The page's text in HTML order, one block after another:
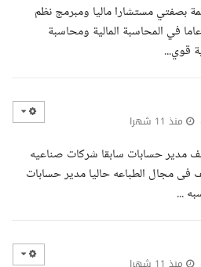
بصفتي مستشارا ماليا ومبرمج نظم
ERP بخبرة عملية تتجاوز 12 عاما في المحاسبة المالية ومحاسبة
قوي...
منذ 11 شهرا
مدير حسابات سابقا شركات صناعيه
فى مجال الطباعه حاليا مدير حسابات
...
منذ 11 شهرا